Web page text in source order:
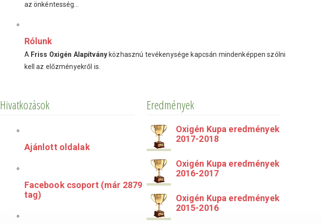
az önkéntesség...
Rólunk
A Friss Oxigén Alapítvány közhasznú tevékenysége kapcsán mindenképpen szólni
kell az előzményekről is.
Hivatkozások
Ajánlott oldalak
Facebook csoport (már 2879
tag)
Eredmények
Oxigén Kupa eredmények
2017-2018
Oxigén Kupa eredmények
2016-2017
Oxigén Kupa eredmények
2015-2016